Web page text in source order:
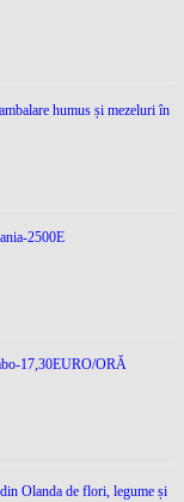
humus și mezeluri în
2500E
17,30EURO/ORĂ
Olanda de flori, legume și